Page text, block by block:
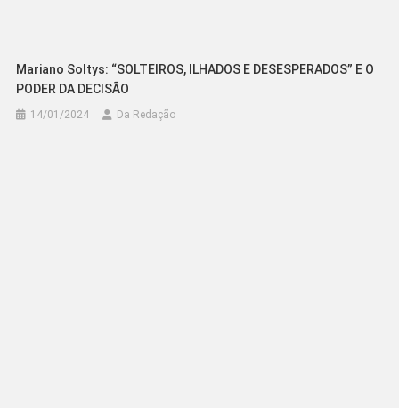
Mariano Soltys: “SOLTEIROS, ILHADOS E DESESPERADOS” E O
PODER DA DECISÃO
14/01/2024 Da Redação